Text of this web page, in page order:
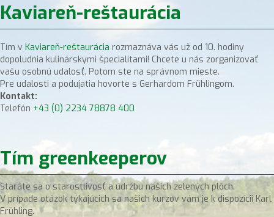
Kaviareň-reštaurácia
Tím v Kaviareň-reštaurácia rozmaznáva vás už od 10. hodiny
dopoludnia kulinárskymi špecialitami! Chcete u nás zorganizovať
vašu osobnú udalosť. Potom ste na správnom mieste.
Pre udalosti a podujatia hovorte s Gerhardom Frühlingom.
Kontakt:
Telefón +43 (0) 2234 78878 400
Tím greenkeeperov
Staráte sa o starostlivosť a údržbu našich zelených plôch.
V prípade otázok týkajúcich sa našich kurzov vám je k dispozícii Karl
Frühling.